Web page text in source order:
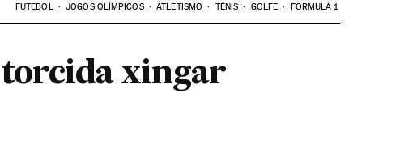
FUTEBOL JOGOS OLÍMPICOS ATLETISMO TÊNIS GOLFE FORMULA 1
torcida xingar